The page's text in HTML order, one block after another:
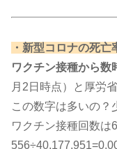
・新型コロナの死
ワクチン接種から数
月2日時点）と厚労省
この数字は多いの？
ワクチン接種回数は